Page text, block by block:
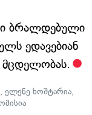
ბრალდებული
ედავებიან
, ელენე ხოშტარია,